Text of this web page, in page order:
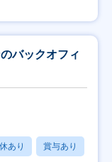
バックオフィ
あり 賞与あり